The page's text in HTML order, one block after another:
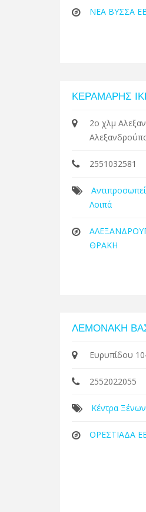
ΝΕΑ ΒΥΣΣΑ
ΚΕΡΑΜΑΡΗΣ
2ο χλμ
2551032581
Λοιπά
ΘΡΑΚΗ
ΛΕΜΟΝΑΚΗ
Ευρυπίδου
2552022055
Κέντρα
ΟΡΕΣΤΙΑΔΑ